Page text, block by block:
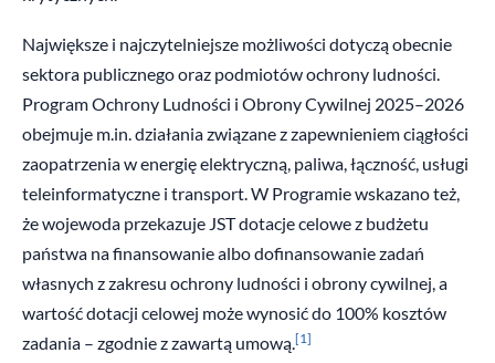
Największe i najczytelniejsze możliwości dotyczą obecnie
sektora publicznego oraz podmiotów ochrony ludności.
Program Ochrony Ludności i Obrony Cywilnej 2025–2026
obejmuje m.in. działania związane z zapewnieniem ciągłości
zaopatrzenia w energię elektryczną, paliwa, łączność, usługi
teleinformatyczne i transport. W Programie wskazano też,
że wojewoda przekazuje JST dotacje celowe z budżetu
państwa na finansowanie albo dofinansowanie zadań
własnych z zakresu ochrony ludności i obrony cywilnej, a
wartość dotacji celowej może wynosić do 100% kosztów
zadania – zgodnie z zawartą umową. [1]